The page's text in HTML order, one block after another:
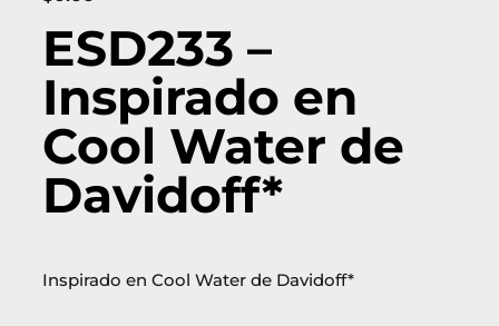
ESD233 –
Inspirado en
Cool Water de
Davidoff*
Inspirado en Cool Water de Davidoff*